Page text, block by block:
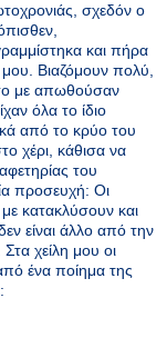
σχεδόν ο
και πήρα
μου. Βιαζόμουν πολύ,
με απωθούσαν
όλα το ίδιο
από το κρύο του
χέρι, κάθισα να
του
προσευχή: Οι
κατακλύσουν και
είναι άλλο από την
χείλη μου οι
ένα ποίημα της